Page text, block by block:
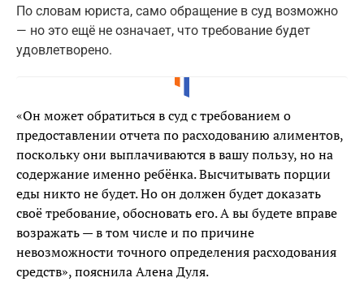
По словам юриста, само обращение в суд возможно
— но это ещё не означает, что требование будет
удовлетворено.
«Он может обратиться в суд с требованием о
предоставлении отчета по расходованию алиментов,
поскольку они выплачиваются в вашу пользу, но на
содержание именно ребёнка. Высчитывать порции
еды никто не будет. Но он должен будет доказать
своё требование, обосновать его. А вы будете вправе
возражать — в том числе и по причине
невозможности точного определения расходования
средств», пояснила Алена Дуля.